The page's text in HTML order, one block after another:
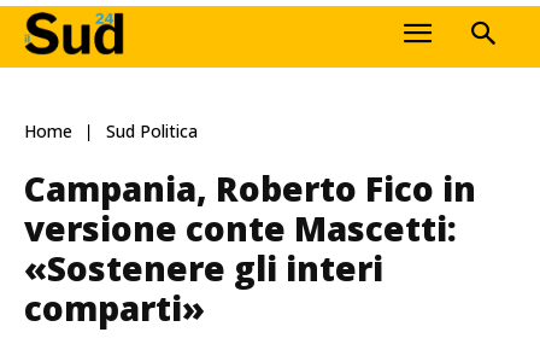
Home Sud Politica
Campania, Roberto Fico in
versione conte Mascetti:
«Sostenere gli interi
comparti»